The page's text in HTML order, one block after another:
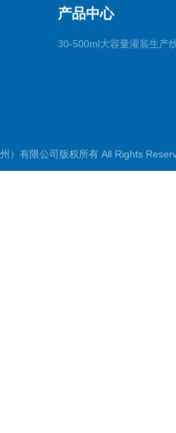
产品中心
30-500ml大容量灌装生产
）有限公司版权所有 All Rights